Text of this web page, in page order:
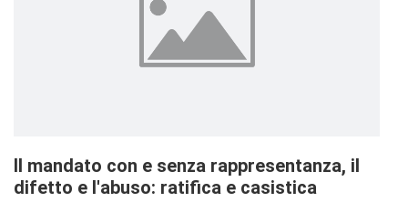
Il mandato con e senza rappresentanza, il
difetto e l'abuso: ratifica e casistica